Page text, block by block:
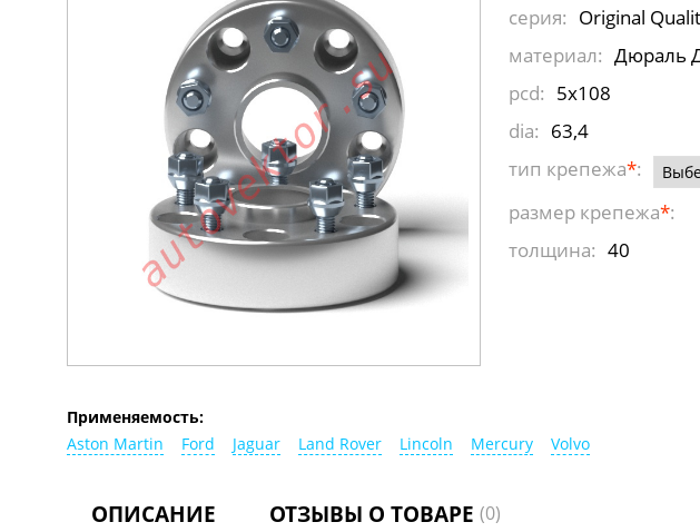
серия: Original
материал: Дюраль
pcd: 5x108
dia: 63,4
тип крепежа*:
размер крепежа*:
толщина: 40
Применяемость:
Aston Martin
Ford Jaguar Land Rover Lincoln Mercury Volvo
ОПИСАНИЕ ОТЗЫВЫ О ТОВАРЕ (0)